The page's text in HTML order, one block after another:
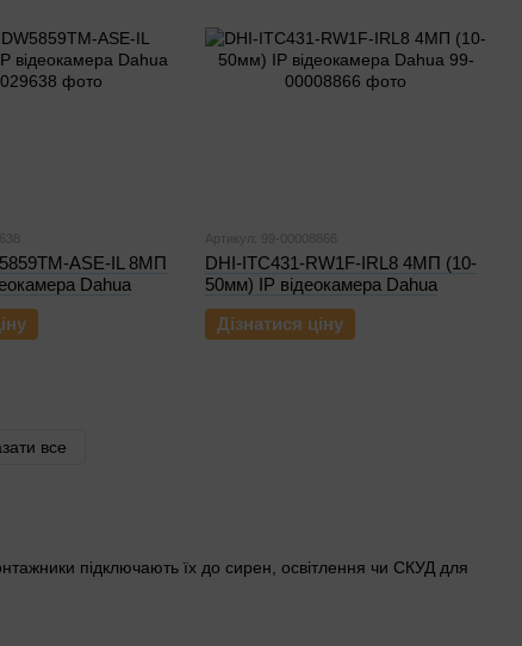
підключають їх до сирен, освітлення чи СКУД для
ASE-IL 8МП
Dahua
Артикул: 99-00008866
DHI-ITC431-RW1F-IRL8 4МП (10-
50мм) IP відеокамера Dahua
Дізнатися ціну
все